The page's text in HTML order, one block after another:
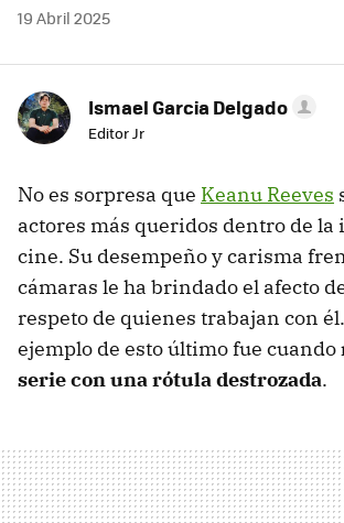
19 Abril 2025
Ismael Garcia Delgado
Editor Jr
No es sorpresa que Keanu Reeves
actores más queridos dentro de
cine. Su desempeño y carisma
cámaras le ha brindado el afecto
respeto de quienes trabajan con
ejemplo de esto último fue cuando
serie con una rótula destrozada.